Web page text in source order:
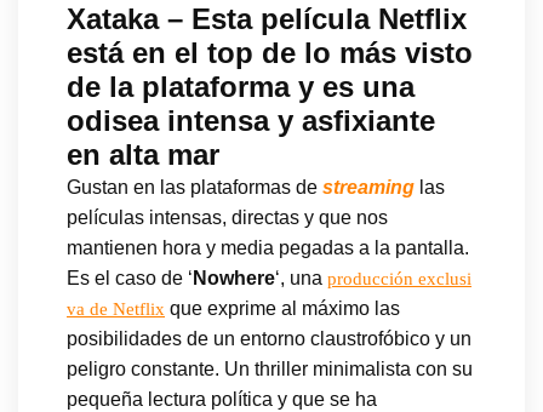
Xataka – Esta película Netflix
está en el top de lo más visto
de la plataforma y es una
odisea intensa y asfixiante
en alta mar
Gustan en las plataformas de streaming las
películas intensas, directas y que nos
mantienen hora y media pegadas a la pantalla.
Es el caso de ‘ Nowhere‘, una producción exclusi
va de Netflix que exprime al máximo las
posibilidades de un entorno claustrofóbico y un
peligro constante. Un thriller minimalista con su
pequeña lectura política y que se ha